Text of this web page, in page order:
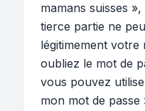
mamans suisses
tierce partie ne
légitimement votre
oubliez le mot de
vous pouvez
mon mot de